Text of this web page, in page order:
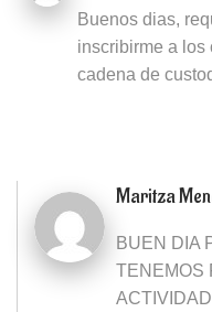
Buenos dias,
inscribirme a los
cadena de
Maritza
BUEN DIA
TENEMOS
ACTIVIDAD